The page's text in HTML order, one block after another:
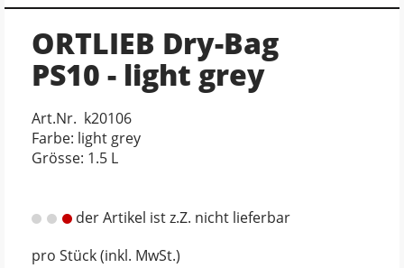
ORTLIEB Dry-Bag
PS10 - light grey
Art.Nr. k20106
Farbe: light grey
Grösse: 1.5 L
der Artikel ist z.Z. nicht lieferbar
pro Stück (inkl. MwSt.)